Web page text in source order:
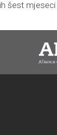
šest mjeseci